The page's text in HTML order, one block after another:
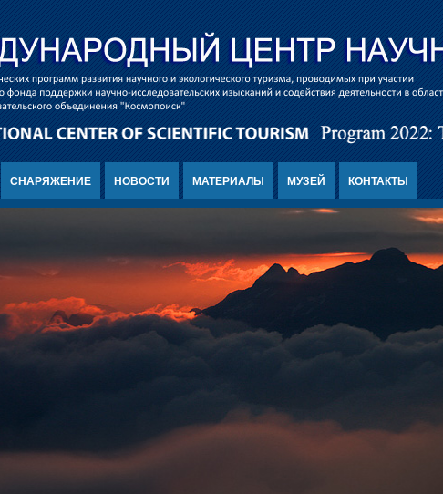
СНАРЯЖЕНИЕ НОВОСТИ МАТЕРИАЛЫ МУЗЕЙ КОНТАКТЫ